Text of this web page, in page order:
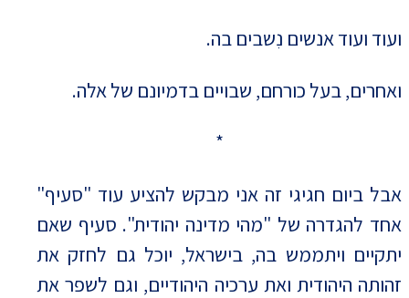
ועוד ועוד אנשים נִשבים בה.
ואחרים, בעל כורחם, שבויים בדמיונם של אלה.
*
אבל ביום חגיגי זה אני מבקש להציע עוד "סעיף"
אחד להגדרה של "מהי מדינה יהודית". סעיף שאם
יתקיים ויתממש בה, בישראל, יוכל גם לחזק את
זהותה היהודית ואת ערכיה היהודיים, וגם לשפר את